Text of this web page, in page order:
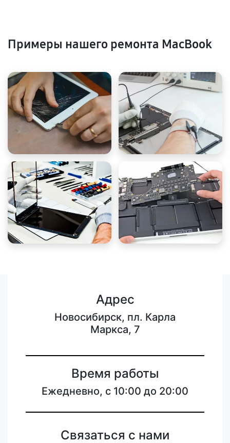
Примеры нашего ремонта MacBook
Адрес
Новосибирск, пл. Карла
Маркса, 7
Время работы
Ежедневно, с 10:00 до 20:00
Связаться с нами